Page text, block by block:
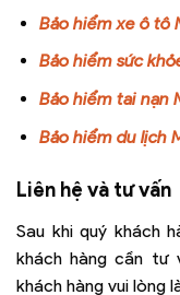
Bảo hiểm xe ô tô
Bảo hiểm sức
Bảo hiểm tai nạn
Bảo hiểm du lịch
Liên hệ và tư vấn
Sau khi quý khách
khách hàng cần tư
khách hàng vui lòng